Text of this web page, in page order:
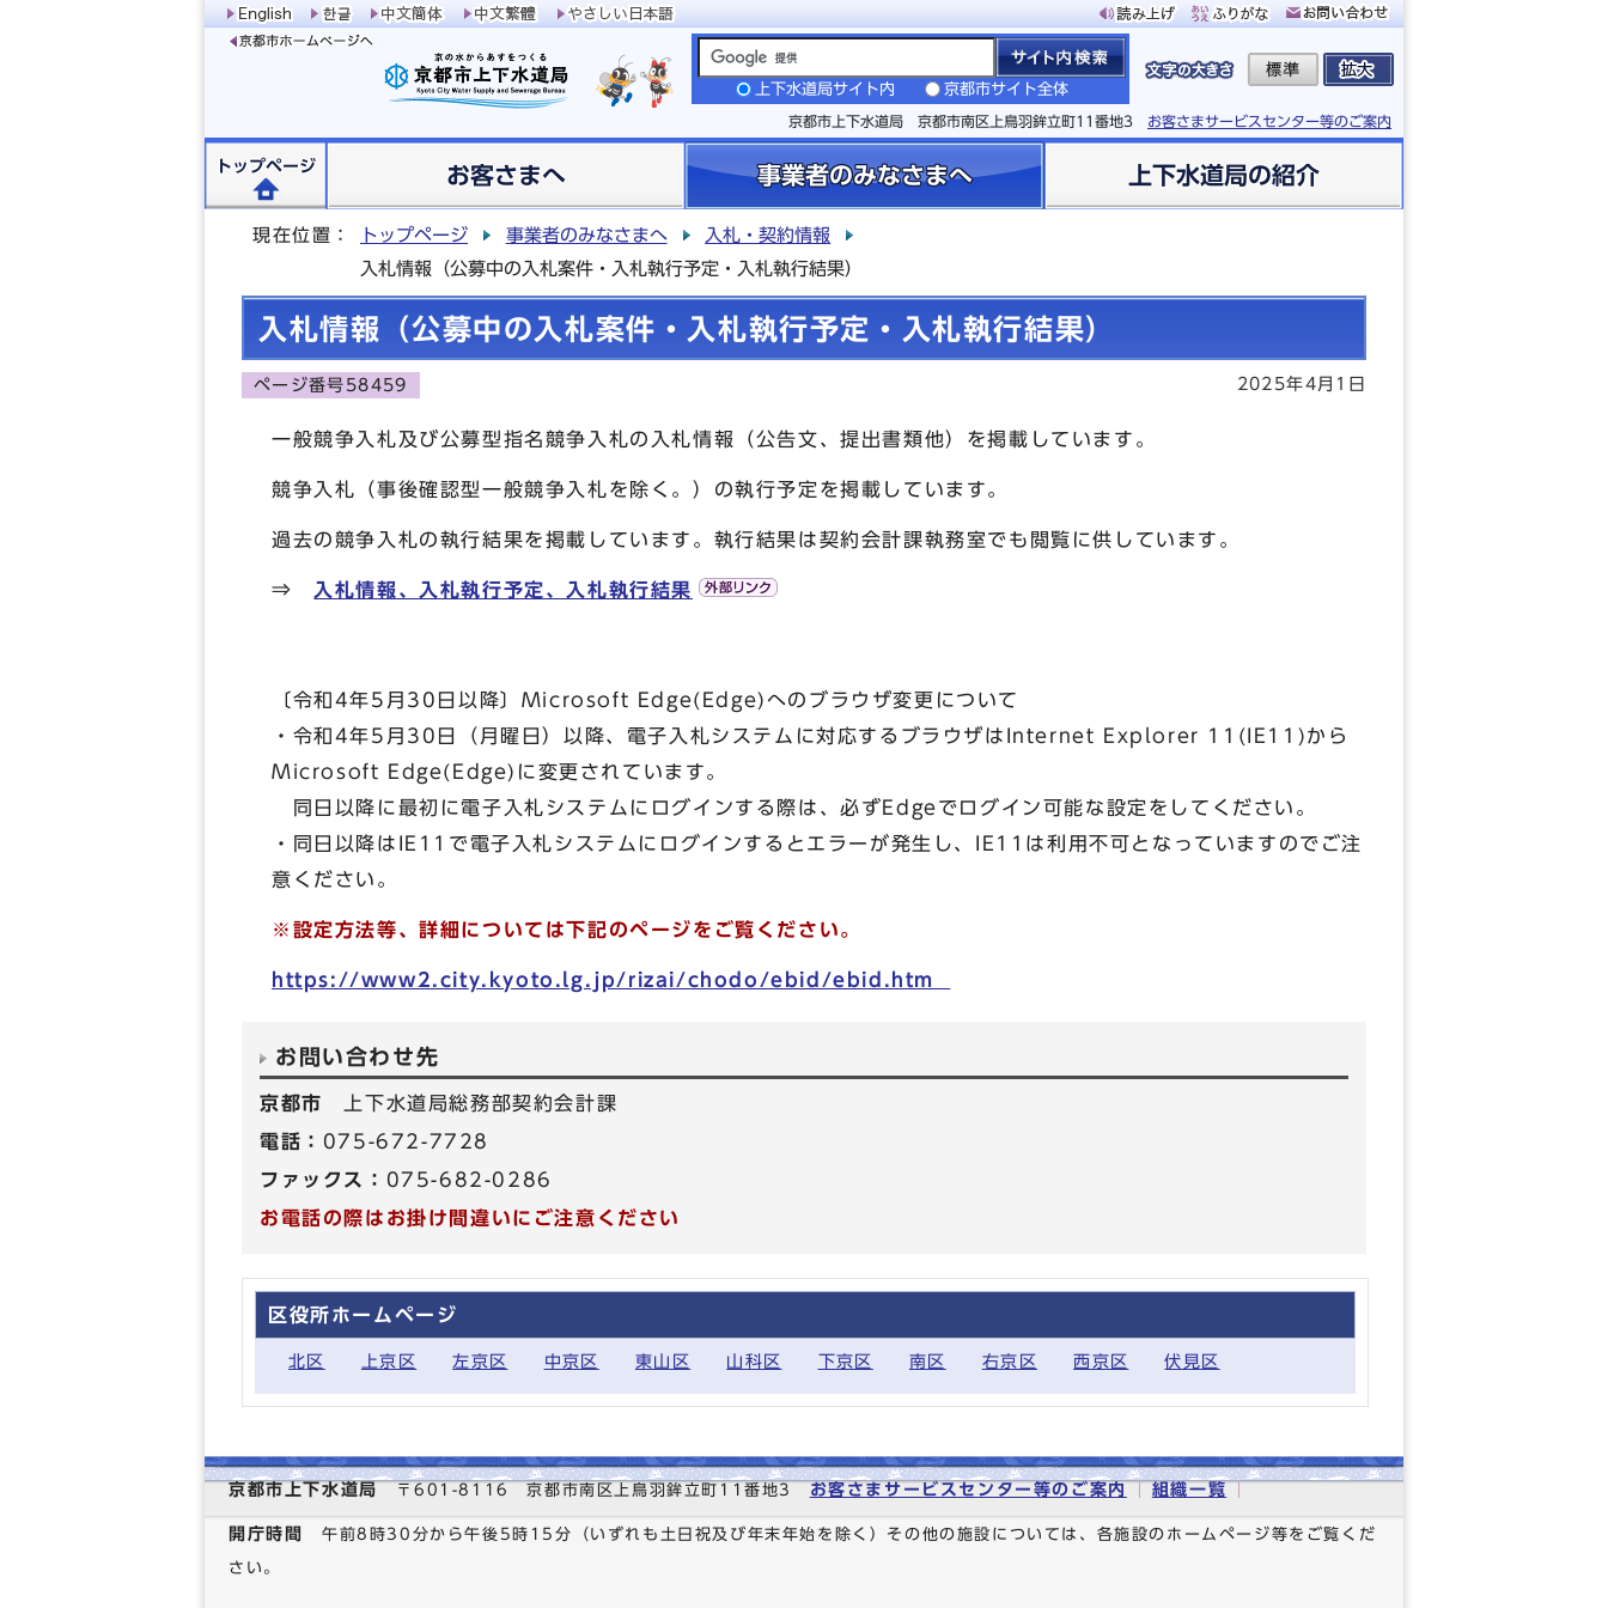
上下水道局サイト内 京都市サイト全体
京都市上下水道局 京都市南区上鳥羽鉾立町11番地3 お客さまサービスセンター等のご案内
トップページ お客さまへ 事業者のみなさまへ 上下水道局の紹介
現在位置： トップページ 事業者のみなさまへ
入札・契約情報
入札情報（公募中の入札案件・入札執行予定・入札執行結果）
入札情報（公募中の入札案件・入札執行予定・入札執行結果）
ページ番号58459 2025年4月1日
一般競争入札及び公募型指名競争入札の入札情報（公告文、提出書類他）を掲載しています。
競争入札（事後確認型一般競争入札を除く。）の執行予定を掲載しています。
過去の競争入札の執行結果を掲載しています。執行結果は契約会計課執務室でも閲覧に供しています。
⇒ 入札情報、入札執行予定、入札執行結果
〔令和4年5月30日以降〕Microsoft Edge(Edge)へのブラウザ変更について
・令和4年5月30日（月曜日）以降、電子入札システムに対応するブラウザはInternet Explorer 11(IE11)から
Microsoft Edge(Edge)に変更されています。
同日以降に最初に電子入札システムにログインする際は、必ずEdgeでログイン可能な設定をしてください。
・同日以降はIE11で電子入札システムにログインするとエラーが発生し、IE11は利用不可となっていますのでご注
意ください。
※設定方法等、詳細については下記のページをご覧ください。
https://www2.city.kyoto.lg.jp/rizai/chodo/ebid/ebid.htm
お問い合わせ先
京都市
上下水道局総務部契約会計課
電話： 075-672-7728
ファックス： 075-682-0286
お電話の際はお掛け間違いにご注意ください
区役所ホームページ
北区 上京区 左京区 中京区 東山区 山科区 下京区 南区 右京区 西京区 伏見区
京都市上下水道局 〒601-8116 京都市南区上鳥羽鉾立町11番地3 お客さまサービスセンター等のご案内 組織一覧
開庁時間 午前8時30分から午後5時15分（いずれも土日祝及び年末年始を除く）その他の施設については、各施設のホームページ等をご覧くだ
さい。